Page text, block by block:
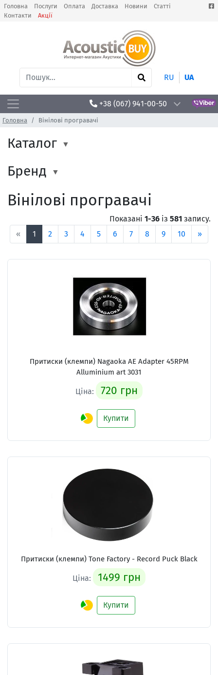
Головна Послуги Оплата Доставка Новини
Статті
Контакти
Акції
RU UA
+38 (067) 941-00-50
Головна Вінілові програвачі
Каталог
Бренд
Вінілові програвачі
Показані 1-36 із 581 запису.
«
1 2 3 4 5 6 7 8 9 10 »
Притиски (клемпи) Nagaoka AE Adapter 45RPM
Alluminium art 3031
Ціна: 720 грн
Купити
Притиски (клемпи) Tone Factory - Record Puck Black
Ціна: 1499 грн
Купити